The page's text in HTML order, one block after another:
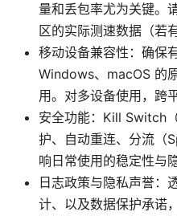
量和丢包率尤为关键。
区的实际测速数据（若
移动设备兼容性：确保
Windows、macOS 的
用。对多设备使用，跨
安全功能：Kill Switch
护、自动重连、分流（
响日常使用的稳定性与
日志政策与隐私声誉：
计、以及数据保护承诺